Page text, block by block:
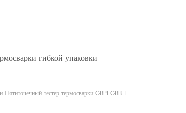
гибкой упаковки
Пятиточечный тестер термосварки GBPI GBB-F —